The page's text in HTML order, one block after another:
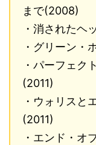
まで(2008)
・消されたヘ
・グリーン・
・パーフェク
(2011)
・ウォリスと
(2011)
・エンド・オ